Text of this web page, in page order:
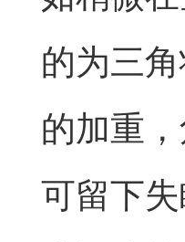
的为三
的加重
可留下